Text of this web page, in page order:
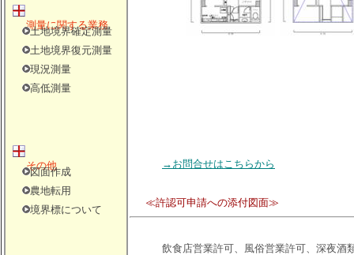
→お問合せはこちらから
飲食店営業許可、風俗営業許可、深夜酒
≪許認可申請への添付図面≫
その他
測量に関する業務
境界標について
農地転用
図面作成
高低測量
現況測量
土地境界復元測量
土地境界確定測量